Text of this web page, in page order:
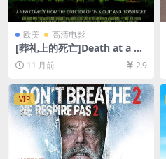
欧美 高清电影
[葬礼上的死亡]Death at a Fu
neral (2007)[百度网盘+夸克
网盘1080P超清未删减资源]
[网盘在线播放/下载][MP4/6G
B][中英字幕]
11 月前 2.9
VIP